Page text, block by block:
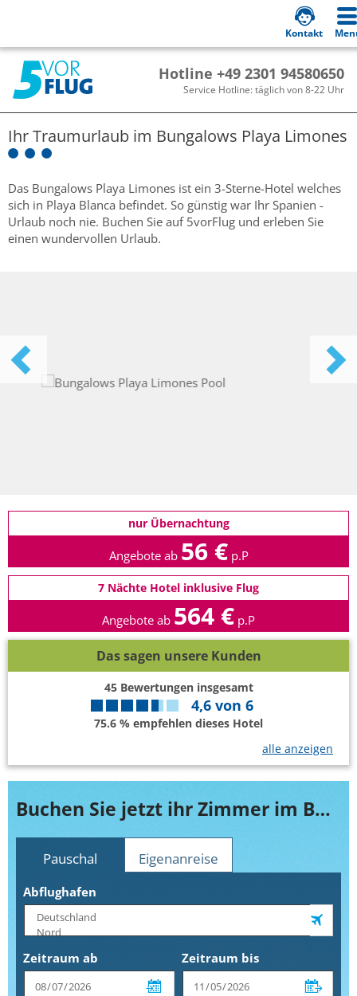
Hotline +49 2301 94580650
Service Hotline: täglich von 8-22 Uhr
Kontakt
Ihr Traumurlaub im Bungalows Playa Limones
Das Bungalows Playa Limones ist ein 3-Sterne-Hotel welches
sich in Playa Blanca befindet. So günstig war Ihr Spanien -
Urlaub noch nie. Buchen Sie auf 5vorFlug und erleben Sie
einen wundervollen Urlaub.
nur Übernachtung
Angebote ab 56 € p.P
7 Nächte Hotel inklusive Flug
Angebote ab 564 € p.P
Das sagen unsere Kunden
45Bewertungen insgesamt
4,6 von 6
75.6 % empfehlen dieses Hotel
alle anzeigen
Buchen Sie jetzt ihr Zimmer im Bungalows Playa Limones
Pauschal Eigenanreise
Abflughafen
Zeitraum ab Zeitraum bis